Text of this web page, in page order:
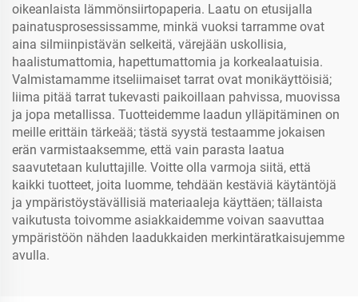
oikeanlaista lämmönsiirtopaperia. Laatu on etusijalla
painatusprosessissamme, minkä vuoksi tarramme ovat
aina silmiinpistävän selkeitä, värejään uskollisia,
haalistumattomia, hapettumattomia ja korkealaatuisia.
Valmistamamme itseliimaiset tarrat ovat monikäyttöisiä;
liima pitää tarrat tukevasti paikoillaan pahvissa, muovissa
ja jopa metallissa. Tuotteidemme laadun ylläpitäminen on
meille erittäin tärkeää; tästä syystä testaamme jokaisen
erän varmistaaksemme, että vain parasta laatua
saavutetaan kuluttajille. Voitte olla varmoja siitä, että
kaikki tuotteet, joita luomme, tehdään kestäviä käytäntöjä
ja ympäristöystävällisiä materiaaleja käyttäen; tällaista
vaikutusta toivomme asiakkaidemme voivan saavuttaa
ympäristöön nähden laadukkaiden merkintäratkaisujemme
avulla.